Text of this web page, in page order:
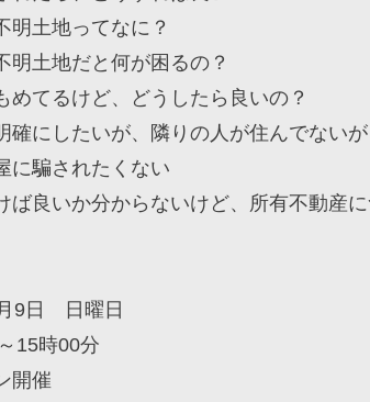
明土地ってなに？
明土地だと何が困るの？
めてるけど、どうしたら良いの？
確にしたいが、隣りの人が住んでない
に騙されたくない
ば良いか分からないけど、所有不動産
9日 日曜日
15時00分
開催